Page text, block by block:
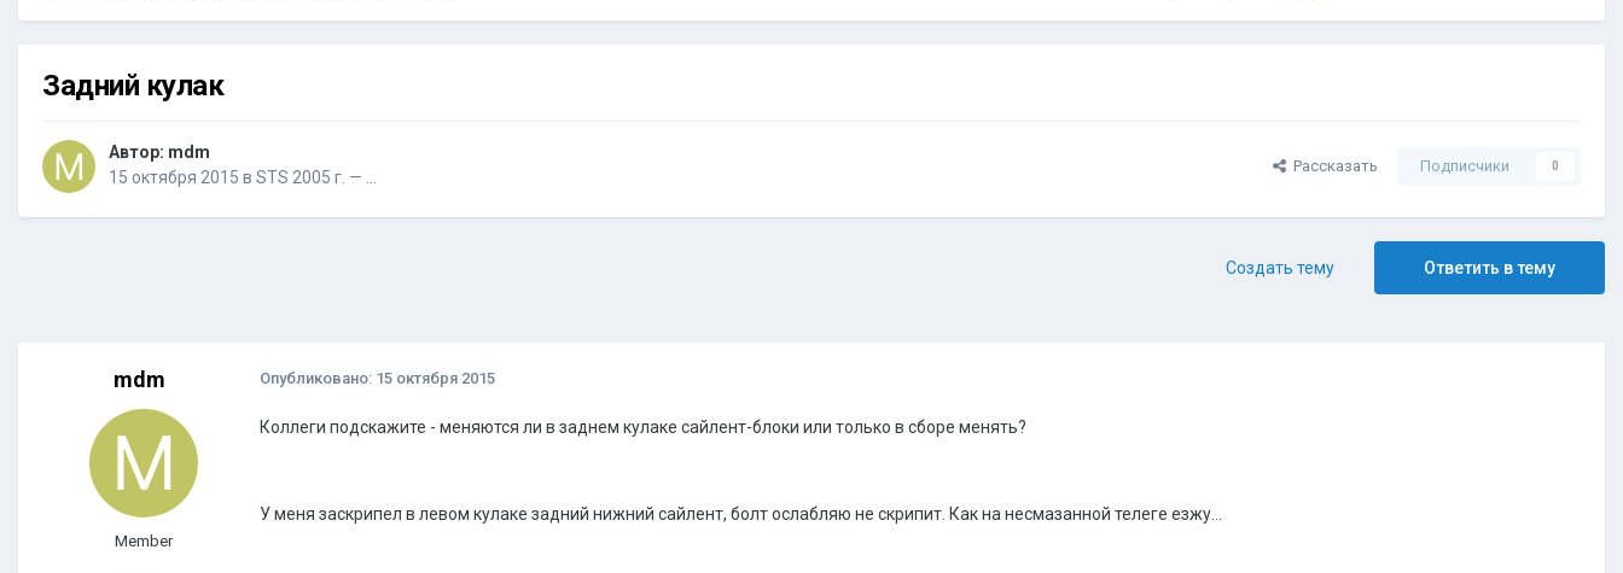
Задний кулак
Автор: mdm
15 октября 2015 в STS 2005 г. — …
Рассказать Подписчики 0
Ответить в тему
Создать тему
mdm
Member
Опубликовано: 15 октября 2015
Коллеги подскажите - меняются ли в заднем кулаке сайлент-блоки или только в сборе менять?
У меня заскрипел в левом кулаке задний нижний сайлент, болт ослабляю не скрипит. Как на несмазанной телеге езжу...